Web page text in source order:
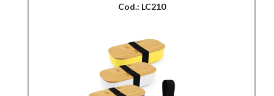
Cod.: LC210